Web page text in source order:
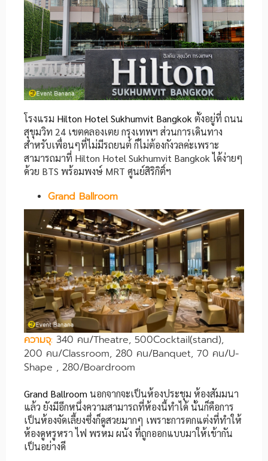
โรงแรม Hilton Hotel Sukhumvit Bangkok ตั้งอยู่ที่ ถนน
สุขุมวิท 24 เขตคลองเตย กรุงเทพฯ ส่วนการเดินทาง
สำหรับเพื่อนๆที่ไม่มีรถยนต์ ก็ไม่ต้องกังวลค่ะเพราะ
สามารถมาที่ Hilton Hotel Sukhumvit Bangkok ได้ง่ายๆ
ด้วย BTS พร้อมพงษ์ MRT ศูนย์สิริกิติ์ฯ
Grand Ballroom
ความจุ: 340 คน/Theatre, 500Cocktail(stand),
200 คน/Classroom, 280 คน/Banquet, 70 คน/U-
Shape , 280/Boardroom
Grand Ballroom นอกจากจะเป็นห้องประชุม ห้องสัมมนา
แล้ว ยังมีอีกหนึ่งความสามารถที่ห้องนี้ทำได้ นั้นก็คือการ
เป็นห้องจัดเลี้ยงซึ่งก็ดูสวยมากๆ เพราะการตกแต่งที่ทำให้
ห้องดูหรูหรา ไฟ พรหม ผนัง ที่ถูกออกแบบมาให้เข้ากัน
เป็นอย่างดี